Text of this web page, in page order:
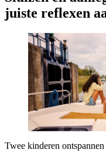
juiste reflexen
Twee kinderen